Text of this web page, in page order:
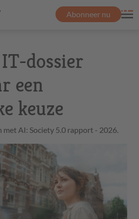
Abonneer nu
dossier
een
keuze
met AI: Society 5.0 rapport - 2026.